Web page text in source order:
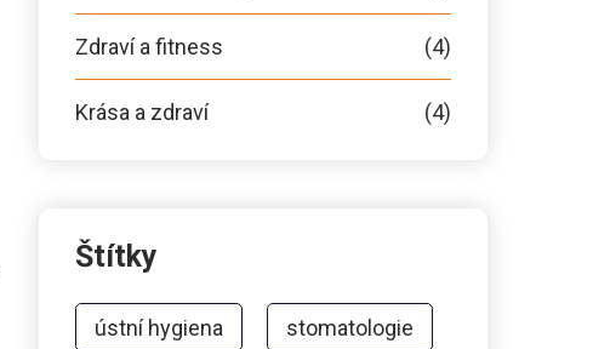
Zdraví a fitness (4)
Krása a zdraví (4)
Štítky
ústní hygiena stomatologie